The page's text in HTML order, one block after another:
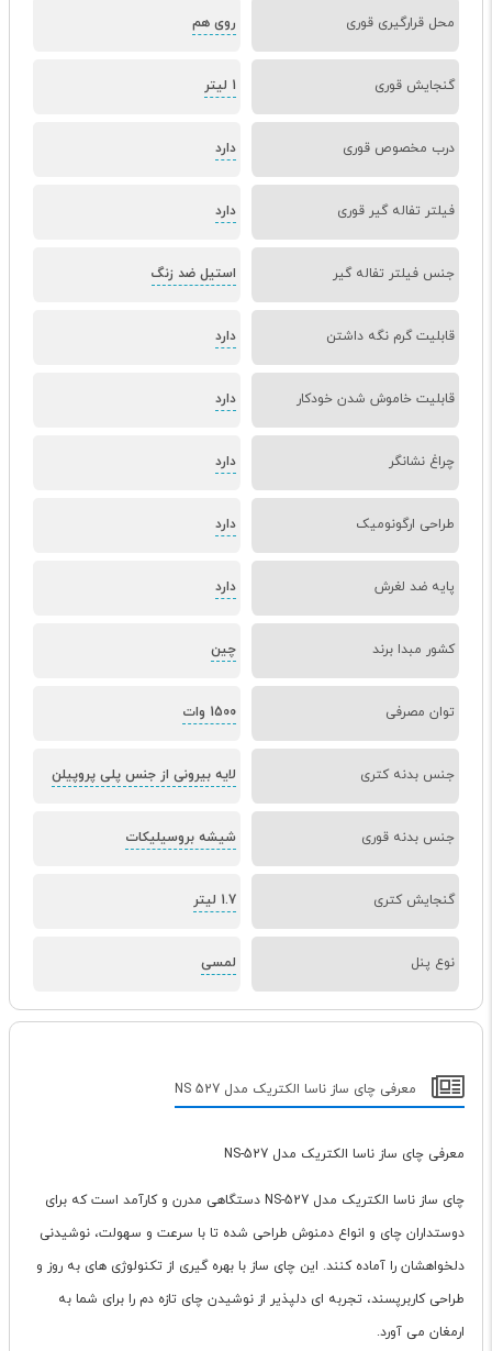
محل قرارگیری قوری روی هم
گنجایش قوری 1 لیتر
درب مخصوص قوری دارد
فیلتر تفاله گیر قوری دارد
جنس فیلتر تفاله گیر استیل ضد زنگ
قابلیت گرم نگه داشتن دارد
قابلیت خاموش شدن خودکار دارد
چراغ نشانگر دارد
طراحی ارگونومیک دارد
پایه ضد لغرش دارد
کشور مبدا برند چین
توان مصرفی 1500 وات
جنس بدنه کتری لایه بیرونی از جنس پلی پروپیلن
جنس بدنه قوری شیشه بروسیلیکات
گنجایش کتری 1.7 لیتر
نوع پنل لمسی
معرفی چای ساز ناسا الکتریک مدل NS 527
معرفی چای ساز ناسا الکتریک مدل NS-527
چای ساز ناسا الکتریک مدل NS-527 دستگاهی مدرن و کارآمد است که برای
دوستداران چای و انواع دمنوش طراحی شده تا با سرعت و سهولت، نوشیدنی
دلخواهشان را آماده کنند. این چای ساز با بهره گیری از تکنولوژی های به روز و
طراحی کاربرپسند، تجربه ای دلپذیر از نوشیدن چای تازه دم را برای شما به
ارمغان می آورد.